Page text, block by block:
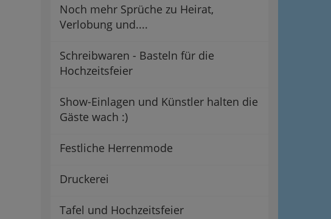
Noch mehr Sprüche zu Heirat,
Verlobung und....
Schreibwaren - Basteln für die
Hochzeitsfeier
Show-Einlagen und Künstler halten die
Gäste wach :)
Festliche Herrenmode
Druckerei
Tafel und Hochzeitsfeier